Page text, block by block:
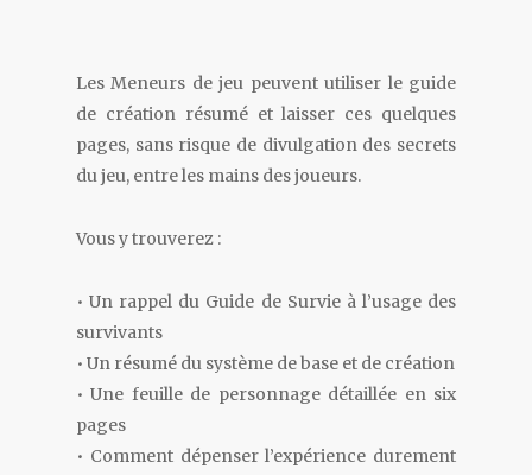
Les Meneurs de jeu peuvent utiliser le guide
de création résumé et laisser ces quelques
pages, sans risque de divulgation des secrets
du jeu, entre les mains des joueurs.
Vous y trouverez :
• Un rappel du Guide de Survie à l’usage des
survivants
• Un résumé du système de base et de création
• Une feuille de personnage détaillée en six
pages
• Comment dépenser l’expérience durement